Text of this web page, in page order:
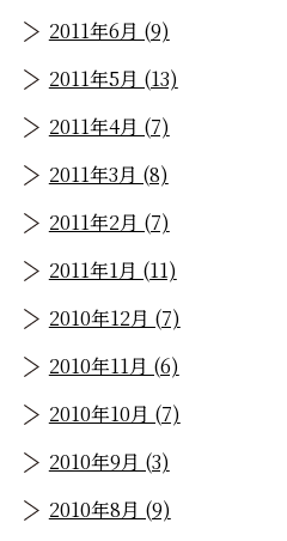
2011年6月 (9)
2011年5月 (13)
2011年4月 (7)
2011年3月 (8)
2011年2月 (7)
2011年1月 (11)
2010年12月 (7)
2010年11月 (6)
2010年10月 (7)
2010年9月 (3)
2010年8月 (9)